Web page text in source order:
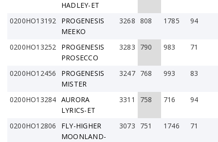
HADLEY-ET
0200HO13192
PROGENESIS
MEEKO
3268 808 1785 94
0200HO13252
PROGENESIS
PROSECCO
3283 790 983 71
0200HO12456
PROGENESIS
MISTER
3247 768 993 83
0200HO13284 AURORA
LYRICS-ET
3311 758 716 94
0200HO12806
FLY-HIGHER
MOONLAND-
3073 751 1746 71